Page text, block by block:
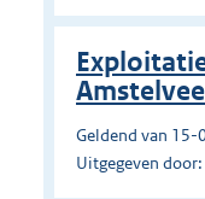
Geldend van
Uitgegeven